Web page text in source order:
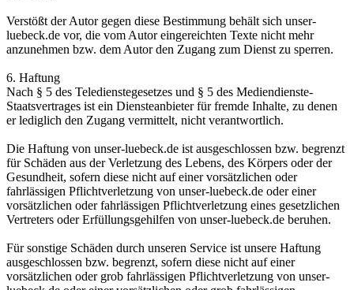
Verstößt der Autor gegen diese Bestimmung behält sich unser-
luebeck.de vor, die vom Autor eingereichten Texte nicht mehr
anzunehmen bzw. dem Autor den Zugang zum Dienst zu sperren.
6. Haftung
Nach § 5 des Teledienstegesetzes und § 5 des Mediendienste-
Staatsvertrages ist ein Diensteanbieter für fremde Inhalte, zu denen
er lediglich den Zugang vermittelt, nicht verantwortlich.
Die Haftung von unser-luebeck.de ist ausgeschlossen bzw. begrenzt
für Schäden aus der Verletzung des Lebens, des Körpers oder der
Gesundheit, sofern diese nicht auf einer vorsätzlichen oder
fahrlässigen Pflichtverletzung von unser-luebeck.de oder einer
vorsätzlichen oder fahrlässigen Pflichtverletzung eines gesetzlichen
Vertreters oder Erfüllungsgehilfen von unser-luebeck.de beruhen.
Für sonstige Schäden durch unseren Service ist unsere Haftung
ausgeschlossen bzw. begrenzt, sofern diese nicht auf einer
vorsätzlichen oder grob fahrlässigen Pflichtverletzung von unser-